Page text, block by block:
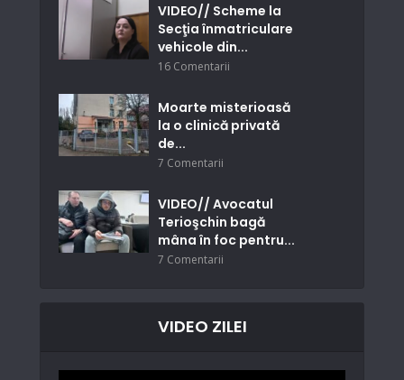
VIDEO// Scheme la
Secţia înmatriculare
vehicole din...
16 Comentarii
Moarte misterioasă
la o clinică privată
de...
7 Comentarii
VIDEO// Avocatul
Terioşchin bagă
mâna în foc pentru...
7 Comentarii
VIDEO ZILEI